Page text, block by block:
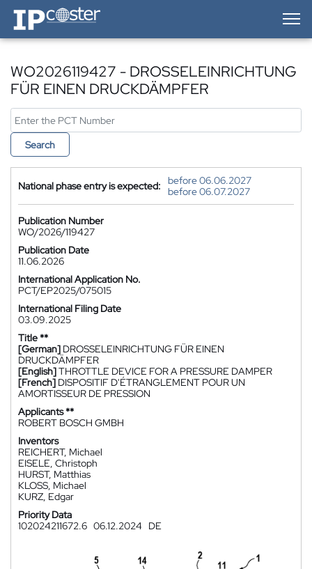
IP-Coster — Home
WO2026119427 - DROSSELEINRICHTUNG
FÜR EINEN DRUCKDÄMPFER
Search
National phase entry is expected:
before 06.06.2027
before 06.07.2027
Publication Number
WO/2026/119427
Publication Date
11.06.2026
International Application No.
PCT/EP2025/075015
International Filing Date
03.09.2025
Title **
[German] DROSSELEINRICHTUNG FÜR EINEN
DRUCKDÄMPFER
[English]THROTTLE DEVICE FOR A PRESSURE DAMPER
[French] DISPOSITIF D'ÉTRANGLEMENT POUR UN
AMORTISSEUR DE PRESSION
Applicants **
ROBERT BOSCH GMBH
Inventors
REICHERT, Michael
EISELE, Christoph
HURST, Matthias
KLOSS, Michael
KURZ, Edgar
Priority Data
102024211672.6 06.12.2024 DE